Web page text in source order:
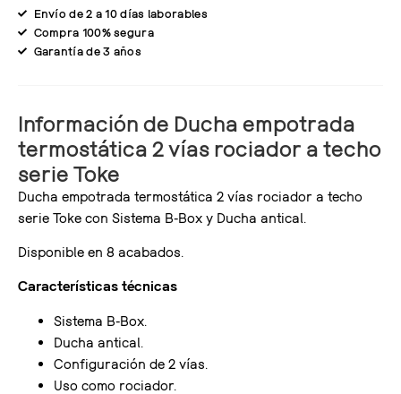
Envío de 2 a 10 días laborables
Compra 100% segura
Garantía de 3 años
Información de Ducha empotrada
termostática 2 vías rociador a techo
serie Toke
Ducha empotrada termostática 2 vías rociador a techo
serie Toke con Sistema B-Box y Ducha antical.
Disponible en 8 acabados.
Características técnicas
Sistema B-Box.
Ducha antical.
Configuración de 2 vías.
Uso como rociador.